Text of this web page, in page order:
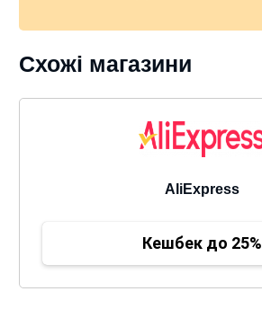
Схожі магазини
AliExpress
Кешбек до 25%